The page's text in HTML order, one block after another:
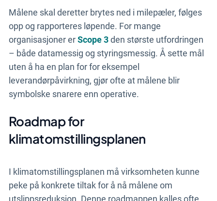
Målene skal deretter brytes ned i milepæler, følges
opp og rapporteres løpende. For mange
organisasjoner erScope 3den største utfordringen
– både datamessig og styringsmessig. Å sette mål
uten å ha en plan for for eksempel
leverandørpåvirkning, gjør ofte at målene blir
symbolske snarere enn operative.
Roadmap for
klimatomstillingsplanen
I klimatomstillingsplanen må virksomheten kunne
peke på konkrete tiltak for å nå målene om
utslippsreduksjon. Denne roadmappen kalles ofte